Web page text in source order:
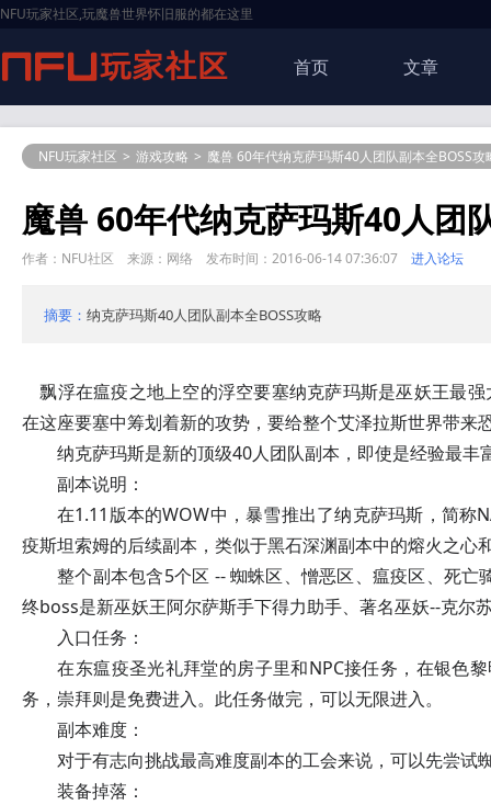
NFU玩家社区,玩魔兽世界怀旧服的都在这里
首页 文章
NFU玩家社区 > 游戏攻略 > 魔兽 60年代纳克萨玛斯40人团队副本全BOSS攻
魔兽 60年代纳克萨玛斯40人团
作者：NFU社区 来源：网络 发布时间：2016-06-14 07:36:07 进入论坛
摘要： 纳克萨玛斯40人团队副本全BOSS攻略
飘浮在瘟疫之地上空的浮空要塞纳克萨玛斯是巫妖王最
在这座要塞中筹划着新的攻势，要给整个艾泽拉斯世界带
纳克萨玛斯是新的顶级40人团队副本，即使是经验最丰
副本说明：
在1.11版本的WOW中，暴雪推出了纳克萨玛斯，简称
疫斯坦索姆的后续副本，类似于黑石深渊副本中的熔火之心
整个副本包含5个区 -- 蜘蛛区、憎恶区、瘟疫区、死亡
终boss是新巫妖王阿尔萨斯手下得力助手、著名巫妖--克尔
入口任务：
在东瘟疫圣光礼拜堂的房子里和NPC接任务，在银色
务，崇拜则是免费进入。此任务做完，可以无限进入。
副本难度：
对于有志向挑战最高难度副本的工会来说，可以先尝试
装备掉落：